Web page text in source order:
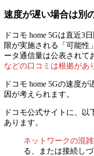
速度が遅い場合は別
ドコモ home 5Gは直近3
限が実施される「可能性
ータ通信量は公表されて
などの口コミは根拠があ
ドコモ home 5Gの速度
因 が考えられます。
ドコモ公式サイトに、以
あります。
ネットワークの混雑
る、または接続し